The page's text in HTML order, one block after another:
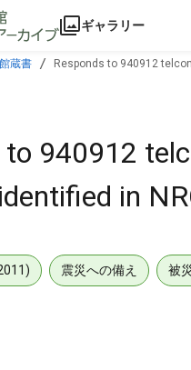
ギャラリー
蔵書 Responds to 940912
to 940912
in
震災への備え 被